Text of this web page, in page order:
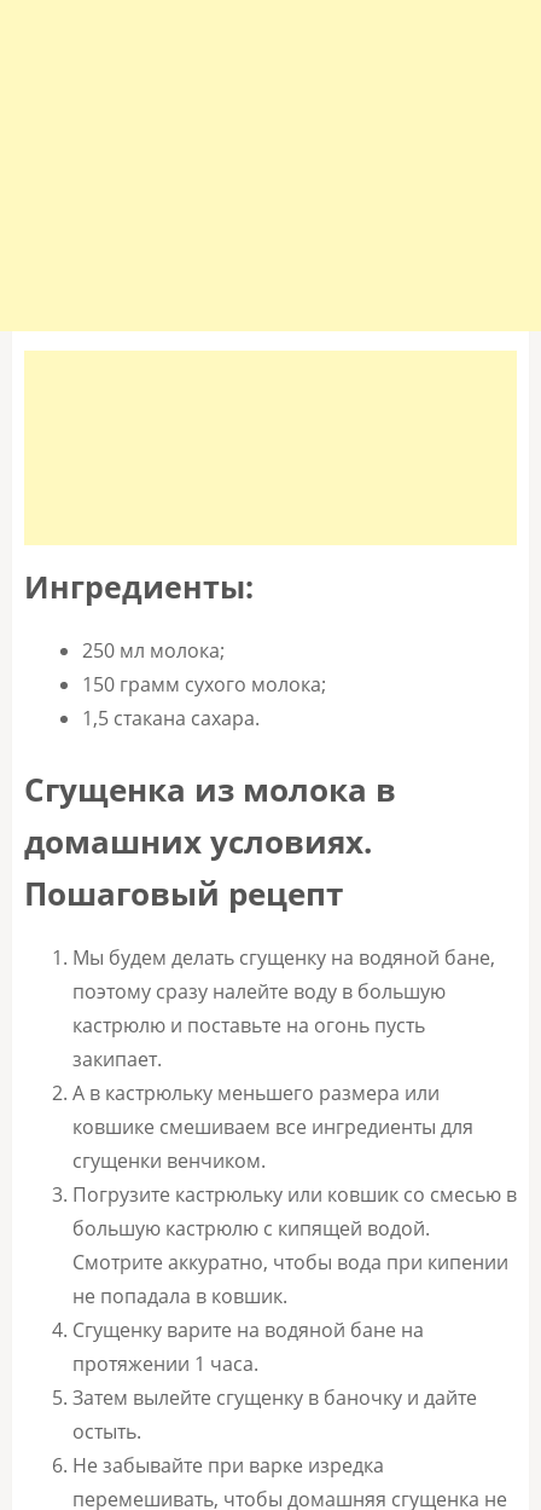
Ингредиенты:
250 мл молока;
150 грамм сухого молока;
1,5 стакана сахара.
Сгущенка из молока в
домашних условиях.
Пошаговый рецепт
Мы будем делать сгущенку на водяной бане,
поэтому сразу налейте воду в большую
кастрюлю и поставьте на огонь пусть
закипает.
А в кастрюльку меньшего размера или
ковшике смешиваем все ингредиенты для
сгущенки венчиком.
Погрузите кастрюльку или ковшик со смесью в
большую кастрюлю с кипящей водой.
Смотрите аккуратно, чтобы вода при кипении
не попадала в ковшик.
Сгущенку варите на водяной бане на
протяжении 1 часа.
Затем вылейте сгущенку в баночку и дайте
остыть.
Не забывайте при варке изредка
перемешивать, чтобы домашняя сгущенка не